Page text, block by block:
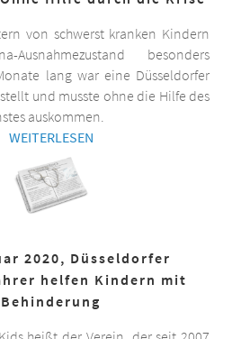
von schwerst kranken Kindern
besonders
lang war eine Düsseldorfer
und musste ohne die Hilfe des
auskommen.
WEITERLESEN
2020, Düsseldorfer
helfen Kindern mit
Behinderung